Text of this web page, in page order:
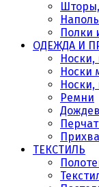
Полки
ОДЕЖДА И
Носки
Носки,
Ремни
ТЕКСТИЛЬ